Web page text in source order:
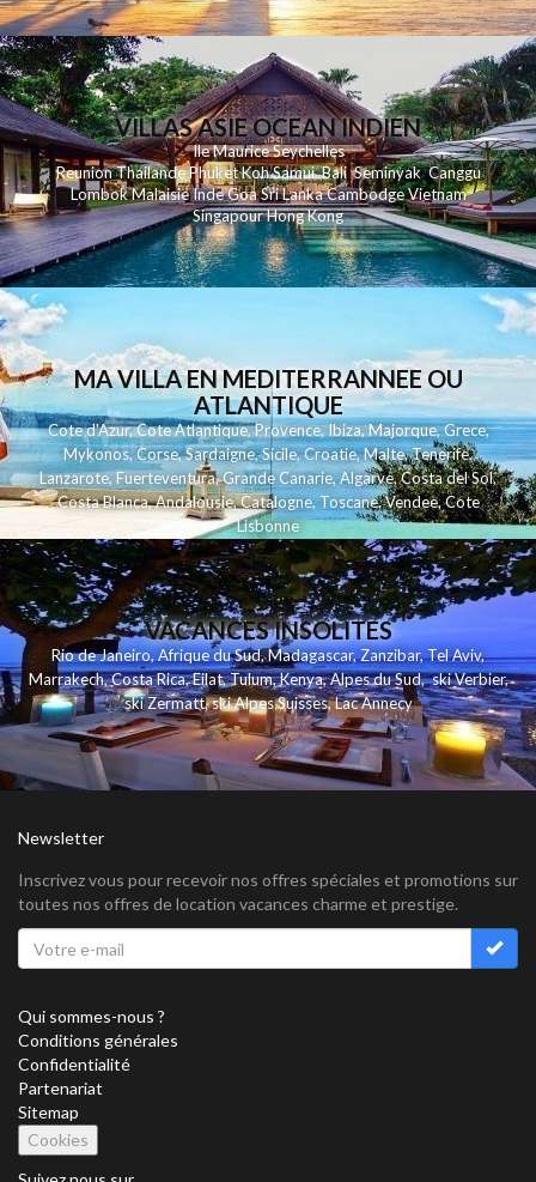
VILLAS ASIE OCEAN INDIEN
Ile MauriceSeychelles
ReunionThailandePhuketKohSamui Bali SeminyakCanggu
LombokMalaisieIndeGoaSri LankaCambodgeVietnam
SingapourHong Kong
MA VILLA EN MEDITERRANNEE OU
ATLANTIQUE
Cote d'Azur,Cote Atlantique,Provence,Ibiza,Majorque,Grece,
Mykonos,Corse,Sardaigne,Sicile,Croatie,Malte,Tenerife,
Lanzarote,Fuerteventura,Grande Canarie,Algarve,Costa del Sol,
Costa Blanca,Andalousie,Catalogne,Toscane,Vendee,Cote
Lisbonne
VACANCES INSOLITES
Rio de Janeiro,Afrique du Sud,Madagascar,Zanzibar,Tel Aviv,
Marrakech,Costa Rica,Eilat,Tulum,Kenya,Alpes du Sud,ski Verbier,
ski Zermatt,ski Alpes Suisses,Lac Annecy
Newsletter
Inscrivez vous pour recevoir nos offres spéciales et promotions sur
toutes nos offres de location vacances charme et prestige.
Qui sommes-nous ?
Conditions générales
Confidentialité
Partenariat
Sitemap
Cookies